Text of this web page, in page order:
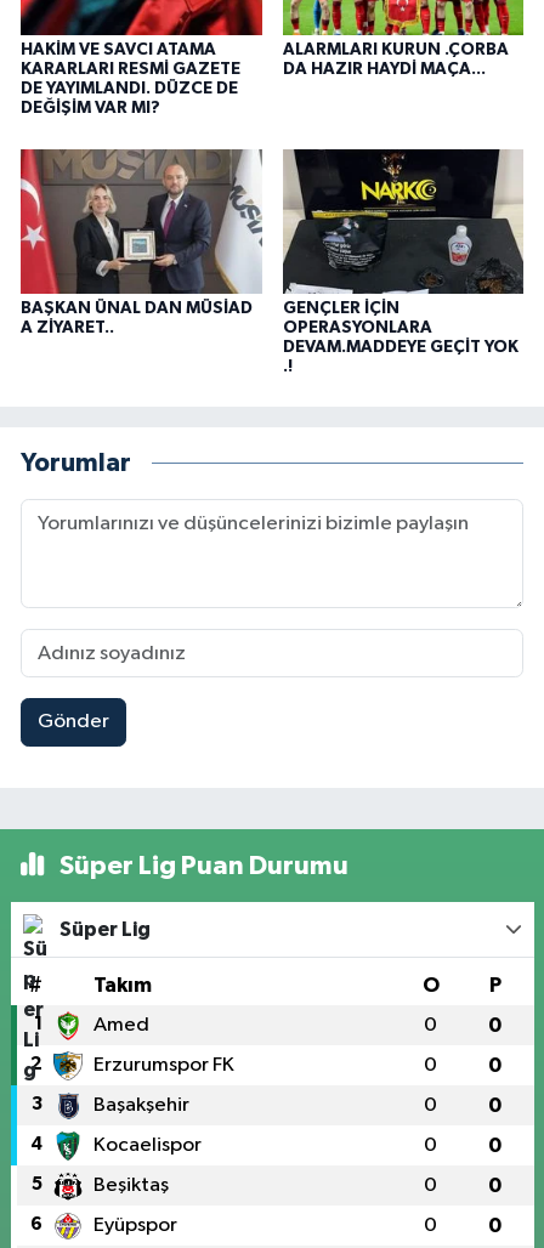
HAKİM VE SAVCI ATAMA
KARARLARI RESMİ GAZETE
DE YAYIMLANDI. DÜZCE DE
DEĞİŞİM VAR MI?
ALARMLARI KURUN .ÇORBA
DA HAZIR HAYDİ MAÇA...
BAŞKAN ÜNAL DAN MÜSİAD
A ZİYARET..
GENÇLER İÇİN
OPERASYONLARA
DEVAM.MADDEYE GEÇİT YOK
.!
Yorumlar
Gönder
Süper Lig Puan Durumu
Süper Lig
# Takım O P
1 Amed 0 0
2 Erzurumspor FK 0 0
3 Başakşehir 0 0
4 Kocaelispor 0 0
5 Beşiktaş 0 0
6 Eyüpspor 0 0